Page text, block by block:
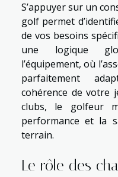
S’appuyer sur un
golf permet
de vos besoins
une logique
l’équipement, où
parfaitement
cohérence de votre
clubs, le golfeur
performance et la
terrain.
Le rôle des